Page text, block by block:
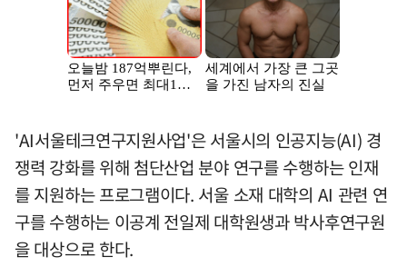
'AI서울테크연구지원사업'은 서울시의 인공지능(AI) 경
쟁력 강화를 위해 첨단산업 분야 연구를 수행하는 인재
를 지원하는 프로그램이다. 서울 소재 대학의 AI 관련 연
구를 수행하는 이공계 전일제 대학원생과 박사후연구원
을 대상으로 한다.